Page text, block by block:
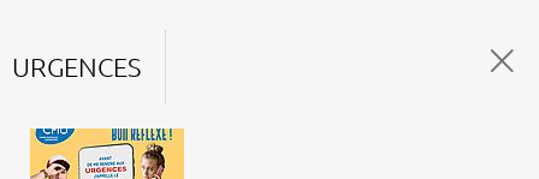
URGENCES